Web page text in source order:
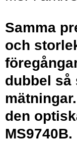
Samma
och
dubbel så
den
MS9740B.